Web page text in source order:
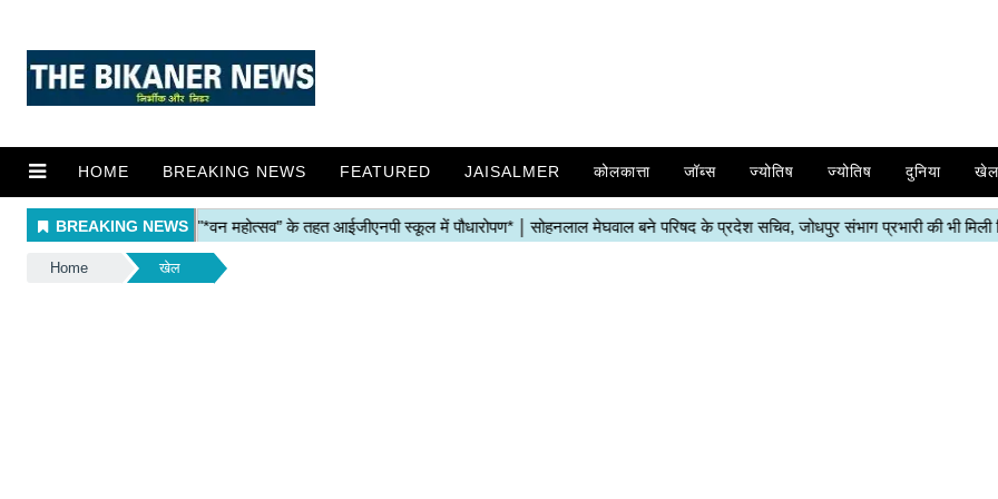
HOME BREAKING NEWS FEATURED JAISALMER कोलकात्ता जॉब्स ज्योतिष ज्योतिष दुनिया खेल
Home खेल